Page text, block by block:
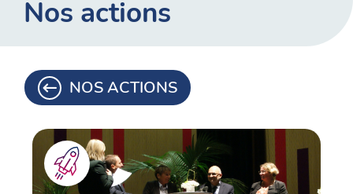
L’association
Nos actions
Nos adhérents
Emploi
Contact
Nos actions
NOS ACTIONS